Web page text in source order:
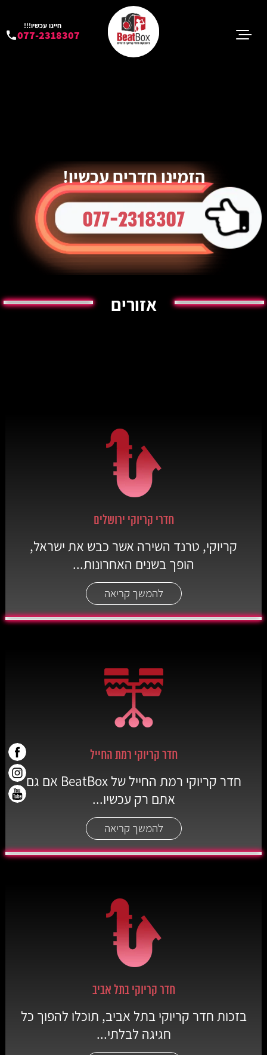
חייגו עכשיו!!!
077-2318307
הזמינו חדרים עכשיו!
077-2318307
אזורים
חדרי קריוקי ירושלים
קריוקי, טרנד השירה אשר כבש את ישראל,
הופך בשנים האחרונות...
להמשך קריאה
חדר קריוקי רמת החייל
חדר קריוקי רמת החייל של BeatBox אם גם
אתם רק עכשיו...
להמשך קריאה
חדר קריוקי בתל אביב
בזכות חדר קריוקי בתל אביב, תוכלו להפוך כל
חגיגה לבלתי...